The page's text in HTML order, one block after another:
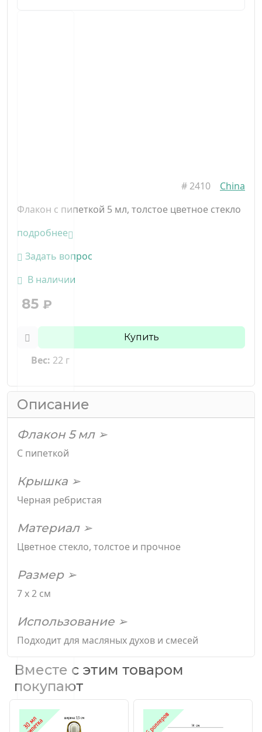
# 2410
China
Флакон с пипеткой 5 мл, толстое цветное стекло
подробнее
Задать вопрос
В наличии
85 ₽
Купить
Вес: 22 г
Описание
Флакон 5 мл ➢
С пипеткой
Крышка ➢
Черная ребристая
Материал ➢
Цветное стекло, толстое и прочное
Размер ➢
7 х 2 см
Использование ➢
Подходит для масляных духов и смесей
Вместе с этим товаром
покупают